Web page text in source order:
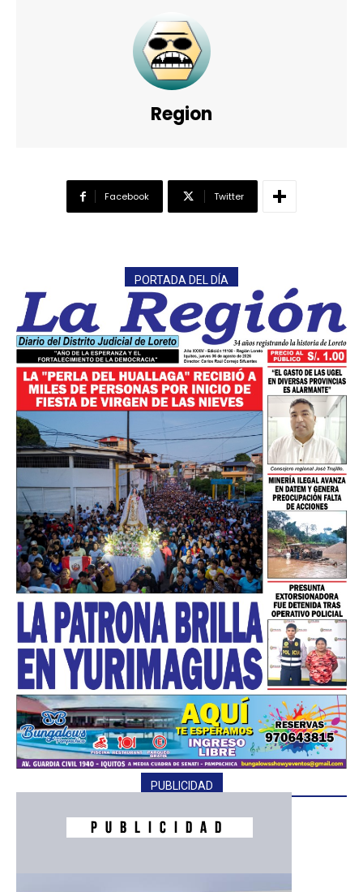
Region
Facebook Twitter
PORTADA DEL DÍA
PUBLICIDAD